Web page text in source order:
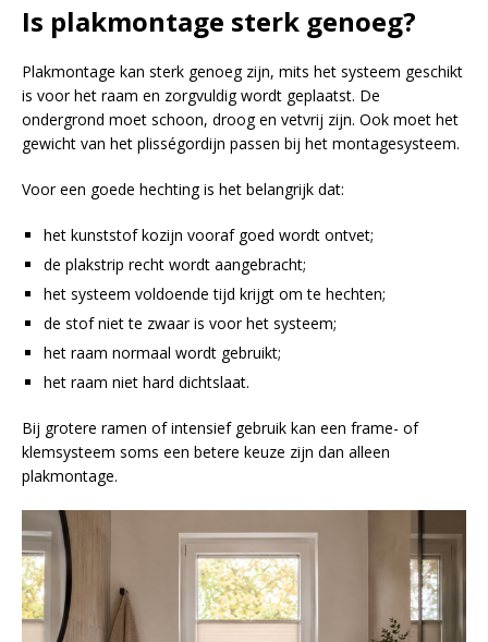
Is plakmontage sterk genoeg?
Plakmontage kan sterk genoeg zijn, mits het systeem geschikt
is voor het raam en zorgvuldig wordt geplaatst. De
ondergrond moet schoon, droog en vetvrij zijn. Ook moet het
gewicht van het plisségordijn passen bij het montagesysteem.
Voor een goede hechting is het belangrijk dat:
het kunststof kozijn vooraf goed wordt ontvet;
de plakstrip recht wordt aangebracht;
het systeem voldoende tijd krijgt om te hechten;
de stof niet te zwaar is voor het systeem;
het raam normaal wordt gebruikt;
het raam niet hard dichtslaat.
Bij grotere ramen of intensief gebruik kan een frame- of
klemsysteem soms een betere keuze zijn dan alleen
plakmontage.